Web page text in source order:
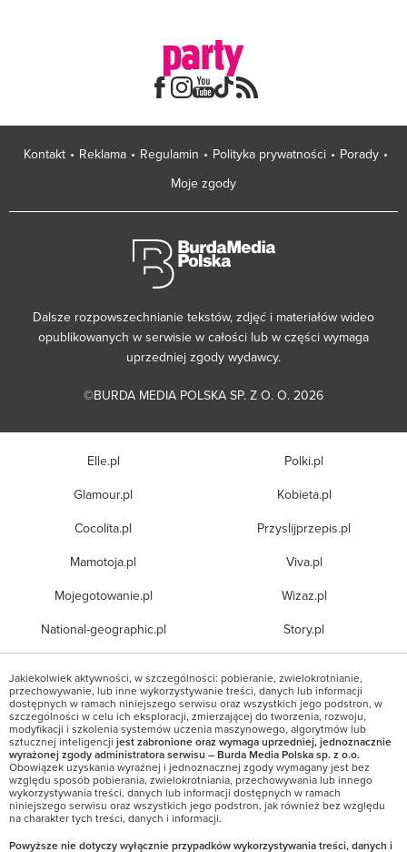
Kontakt Reklama Regulamin Polityka prywatności
Porady
Moje zgody
Dalsze rozpowszechnianie tekstów, zdjęć i materiałów wideo
opublikowanych w serwisie w całości lub w części wymaga
uprzedniej zgody wydawcy.
©BURDA MEDIA POLSKA SP. Z O. O. 2026
Elle.pl
Glamour.pl
Cocolita.pl
Mamotoja.pl
Mojegotowanie.pl
National-geographic.pl
Polki.pl
Kobieta.pl
Przyslijprzepis.pl
Viva.pl
Wizaz.pl
Story.pl
Jakiekolwiek aktywności, w szczególności: pobieranie, zwielokrotnianie,
przechowywanie, lub inne wykorzystywanie treści, danych lub informacji
dostępnych w ramach niniejszego serwisu oraz wszystkich jego podstron, w
szczególności w celu ich eksploracji, zmierzającej do tworzenia, rozwoju,
modyfikacji i szkolenia systemów uczenia maszynowego, algorytmów lub
sztucznej inteligencji jest zabronione oraz wymaga uprzedniej, jednoznacznie
wyrażonej zgody administratora serwisu – Burda Media Polska sp. z o.o.
Obowiązek uzyskania wyraźnej i jednoznacznej zgody wymagany jest bez
względu sposób pobierania, zwielokrotniania, przechowywania lub innego
wykorzystywania treści, danych lub informacji dostępnych w ramach
niniejszego serwisu oraz wszystkich jego podstron, jak również bez względu
na charakter tych treści, danych i informacji.
Powyższe nie dotyczy wyłącznie przypadków wykorzystywania treści, danych i